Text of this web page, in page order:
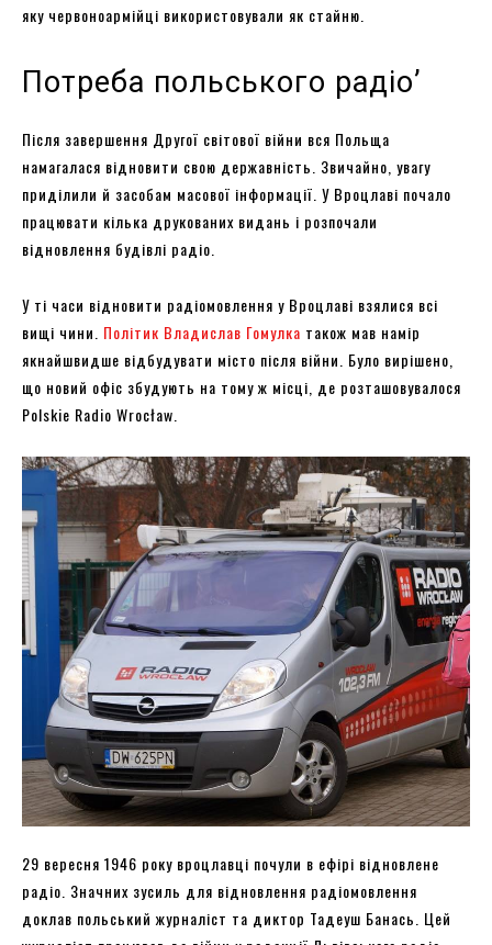
яку червоноармійці використовували як стайню.
Потреба польського радіоʼ
Після завершення Другої світової війни вся Польща
намагалася відновити свою державність. Звичайно, увагу
приділили й засобам масової інформації. У Вроцлаві почало
працювати кілька друкованих видань і розпочали
відновлення будівлі радіо.
У ті часи відновити радіомовлення у Вроцлаві взялися всі
вищі чини. Політик Владислав Гомулка також мав намір
якнайшвидше відбудувати місто після війни. Було вирішено,
що новий офіс збудують на тому ж місці, де розташовувалося
Polskie Radio Wrocław.
29 вересня 1946 року вроцлавці почули в ефірі відновлене
радіо. Значних зусиль для відновлення радіомовлення
доклав польський журналіст та диктор Тадеуш Банась. Цей